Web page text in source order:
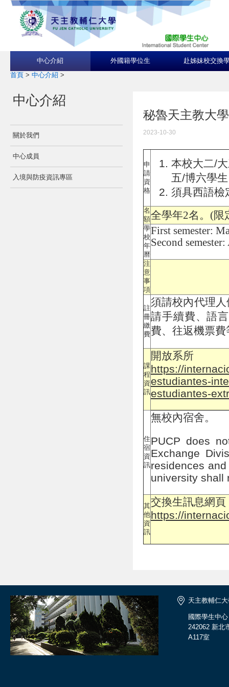
中心介紹 外國籍學位生 赴姊妹校交換
首頁 > 中心介紹 >
中心介紹
關於我們
中心成員
入境與防疫資訊專區
秘魯天主教大
2023-10-30
申
請
資
格
本校大二/
五/博六學
須具西語檢
名
額全學年2名。(限
學
校
年
曆
First semester:
Second
注
意
事
項
註
冊
繳
費
須請校內代理
請手續費、語
費、往返機票
課
程
資
訊
開放系所
https://
estudiantes-
estudiantes-
住
宿
資
訊
無校內宿舍。
PUCP does
Exchange
residences
university shall
其
他
資
訊
交換生訊息網頁
https://
天主教輔仁
國際學生中心
242062 新北
A117室